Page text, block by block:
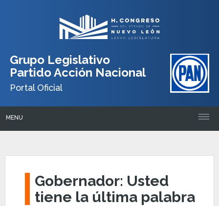
Grupo Legislativo
Partido Acción Nacional
Portal Oficial
MENU
Gobernador: Usted
tiene la última palabra